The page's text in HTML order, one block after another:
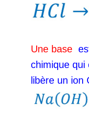
Une base
chimique qui
libère un ion